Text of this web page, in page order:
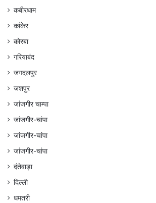
कबीरधाम
कांकेर
कोरबा
गरियाबंद
जगदलपुर
जशपुर
जांजगीर चाम्पा
जांजगीर-चांपा
जांजगीर-चांपा
जांजगीर-चांपा
दंतेवाड़ा
दिल्ली
धमतरी